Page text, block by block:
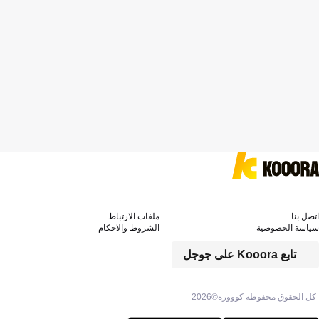
كل الحقوق محفوظة كووورة©2026
تابع Kooora على جوجل
اتصل بنا
ملفات الارتباط
سياسة الخصوصية
الشروط والاحكام